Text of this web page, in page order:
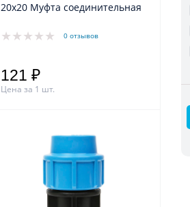
20х20 Муфта соединительная
0 отзывов
121 ₽
Цена за 1 шт.